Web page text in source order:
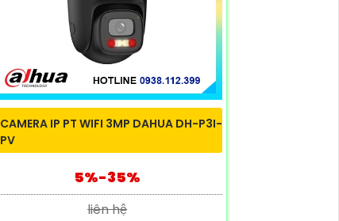
CAMERA IP PT WIFI 3MP DAHUA DH-P3I-
PV
5%-35%
liên hệ